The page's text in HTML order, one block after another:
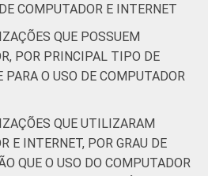
COMPUTADOR E INTERNET
QUE POSSUEM
POR PRINCIPAL TIPO DE
PARA O USO DE COMPUTADOR
QUE UTILIZARAM
E INTERNET, POR GRAU DE
QUE O USO DO COMPUTADOR